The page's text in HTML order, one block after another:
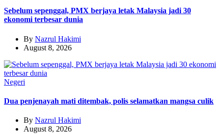
Sebelum sepenggal, PMX berjaya letak Malaysia jadi 30
ekonomi terbesar dunia
By Nazrul Hakimi
August 8, 2026
Negeri
Dua penjenayah mati ditembak, polis selamatkan mangsa culik
By Nazrul Hakimi
August 8, 2026